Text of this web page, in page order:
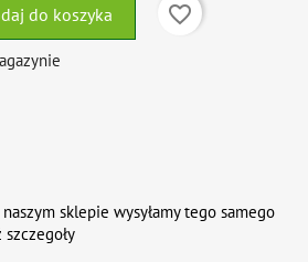
do koszyka
favorite_border
sklepie wysyłamy tego samego